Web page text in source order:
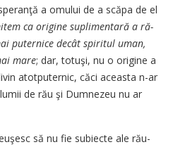
a omului de a scăpa de el
ca origine suplimentară a ră­
puternice decât spiritul u­man,
mare; dar, totuşi, nu o origi­ne a
atotputernic, căci a­ceas­ta n-ar
de rău şi Dum­nezeu nu ar
să nu fie subiecte ale ră­u­